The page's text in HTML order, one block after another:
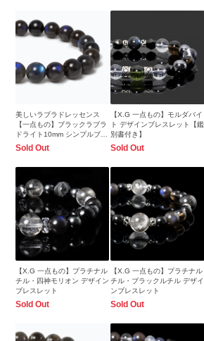
美しいラブラドレッセンス
【一点もの】ブラックラブラ
ドライト10mm シンプルブレ
スレット
Sold Out
【X.G 一点もの】モルダバイ
ト デザインブレスレット【鑑
別書付き】
Sold Out
【X.G 一点もの】プラチナル
チル・四神モリオン デザイン
ブレスレット
Sold Out
【X.G 一点もの】プラチナル
チル・ブラックルチル デザイ
ンブレスレット
Sold Out